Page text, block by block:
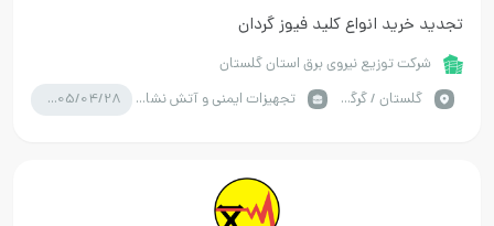
تجدید خرید انواع کلید فیوز گردان
شرکت توزیع نیروی برق استان گلستان
گلستان / گرگان
تجهیزات ایمنی و آتش نشانی 1405/04/28